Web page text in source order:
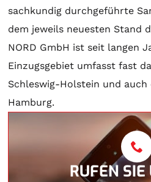
sachkundig durchgeführte
dem jeweils neuesten Stand
NORD GmbH ist seit langen
Einzugsgebiet umfasst fast
Schleswig-Holstein und auch
Hamburg.
RUFEN SIE